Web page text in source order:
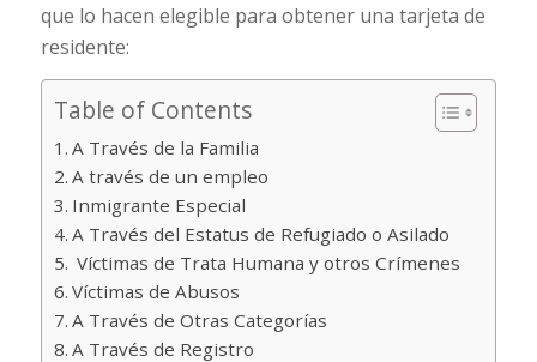
que lo hacen elegible para obtener una tarjeta de
residente:
Table of Contents
A Través de la Familia
A través de un empleo
Inmigrante Especial
A Través del Estatus de Refugiado o Asilado
Víctimas de Trata Humana y otros Crímenes
Víctimas de Abusos
A Través de Otras Categorías
A Través de Registro